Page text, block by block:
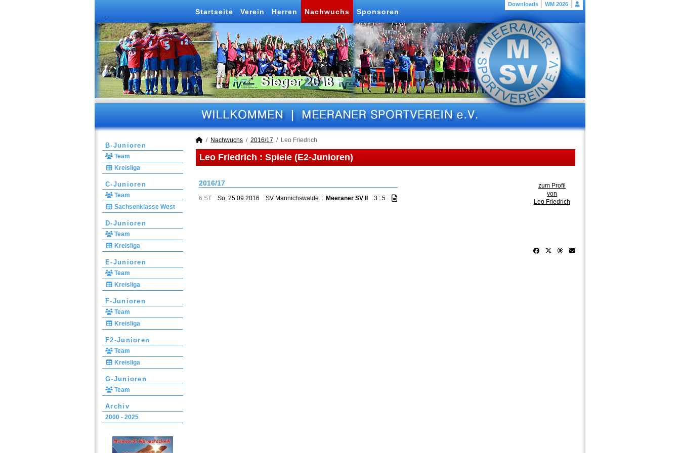
Downloads WM 2026
Startseite Verein Herren Nachwuchs Sponsoren
B-Junioren
Team
Kreisliga
C-Junioren
Team
Sachsenklasse West
D-Junioren
Team
Kreisliga
E-Junioren
Team
Kreisliga
F-Junioren
Team
Kreisliga
F2-Junioren
Team
Kreisliga
G-Junioren
Team
Archiv
2000 - 2025
Nachwuchs 2016/17 Leo Friedrich
Leo Friedrich : Spiele (E2-Junioren)
zum Profil
von
Leo Friedrich
2016/17
6.ST So, 25.09.2016 SV Mannichswalde : Meeraner SV II 3 : 5